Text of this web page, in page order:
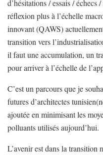
d’hésitations / essais /
réflexion plus à l’échelle
innovant (QAWS)
transition vers
il faut une accumulation, un
pour arriver à l’échelle de
C’est un parcours que je
futures d’architectes
ajoutée en minimisant les
polluants utilisés aujourd’hui.
L’avenir est dans la transition